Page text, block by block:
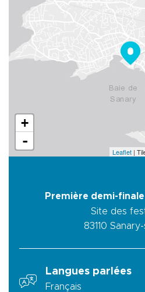
+
-
Leaflet |
Première demi-
Site des
83110
Langues parlées
Français